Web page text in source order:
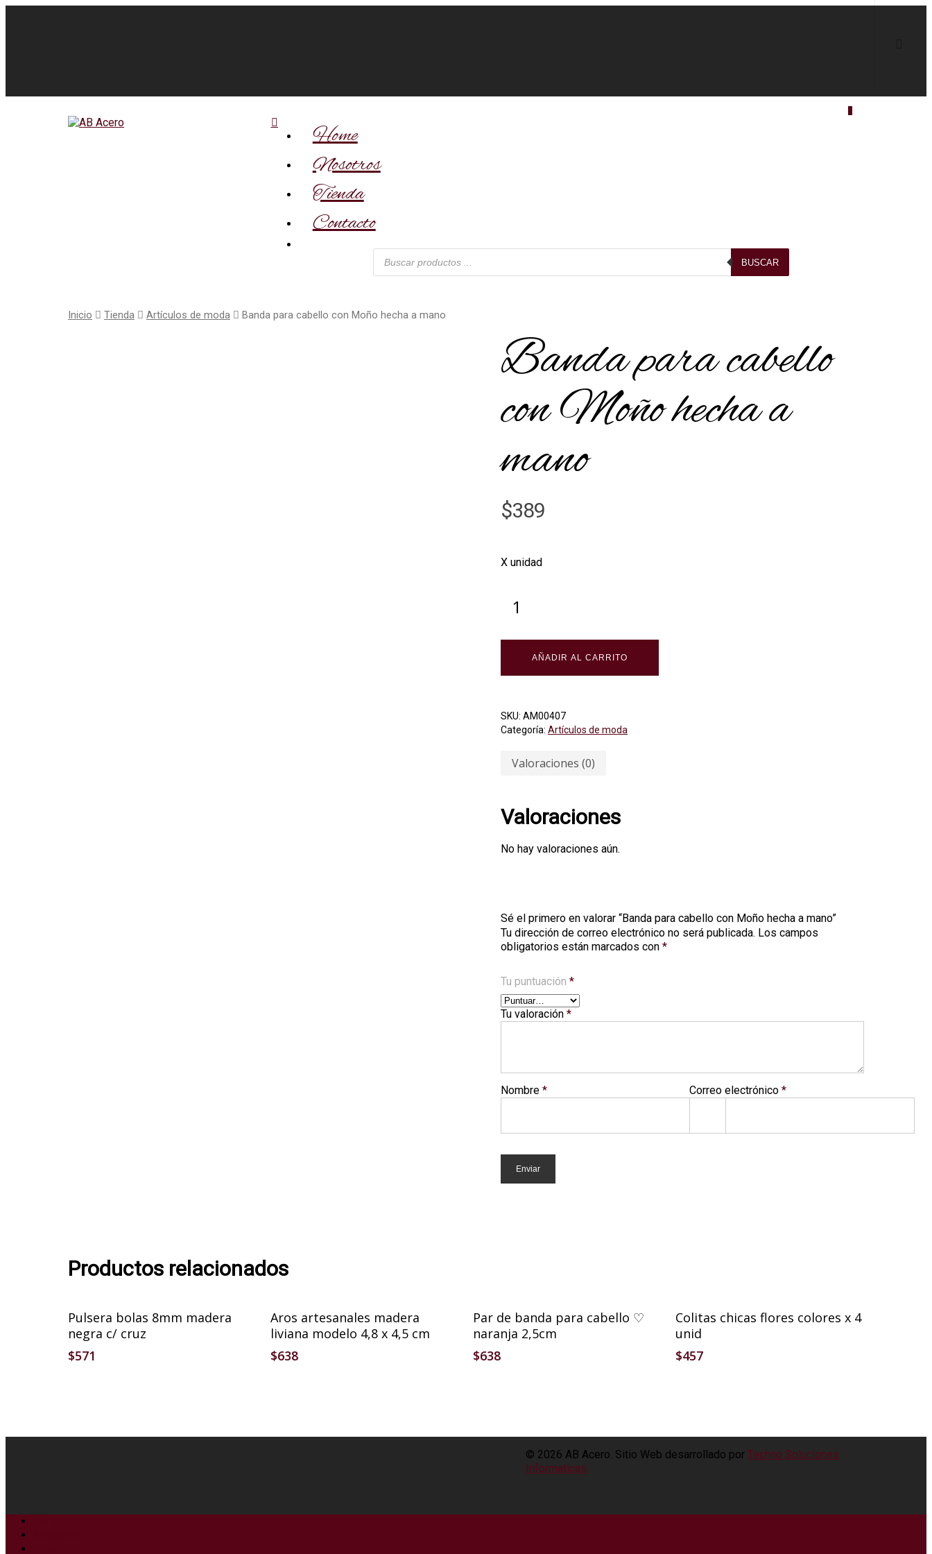
Home
Nosotros
Tienda
Contacto
Búsqueda
de
productos
BUSCAR
Inicio Tienda Artículos de moda Banda para cabello con Moño hecha a mano
Banda para cabello
con Moño hecha a
mano
$389
X unidad
AÑADIR AL CARRITO
SKU: AM00407
Categoría: Artículos de moda
Valoraciones (0)
Valoraciones
No hay valoraciones aún.
Sé el primero en valorar “Banda para cabello con Moño hecha a mano”
Tu dirección de correo electrónico no será publicada. Los campos
obligatorios están marcados con *
Tu puntuación *
Tu valoración *
Nombre * Correo electrónico*
Productos relacionados
Añadir Al Carrito
Pulsera bolas 8mm madera
negra c/ cruz
$571
Añadir Al Carrito
Aros artesanales madera
liviana modelo 4,8 x 4,5 cm
$638
Añadir Al Carrito
Par de banda para cabello ♡
naranja 2,5cm
$638
Añadir Al Carrito
Colitas chicas flores colores x 4
unid
$457
© 2026 AB Acero. Sitio Web desarrollado porTechno Soluciones
Informaticas